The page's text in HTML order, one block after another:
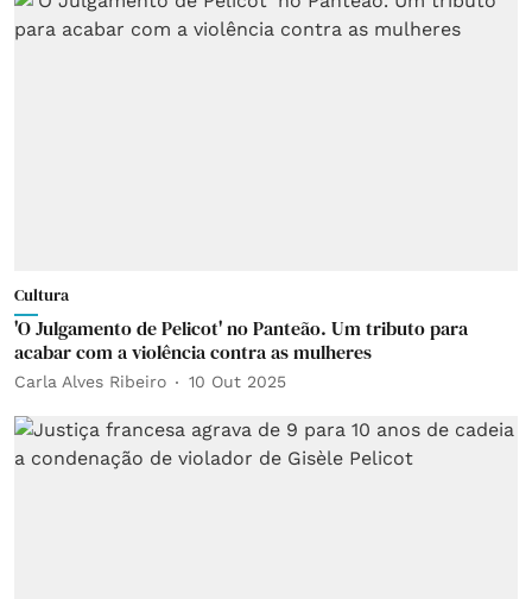
Cultura
'O Julgamento de Pelicot' no Panteão. Um tributo para
acabar com a violência contra as mulheres
Carla Alves Ribeiro 10 Out 2025